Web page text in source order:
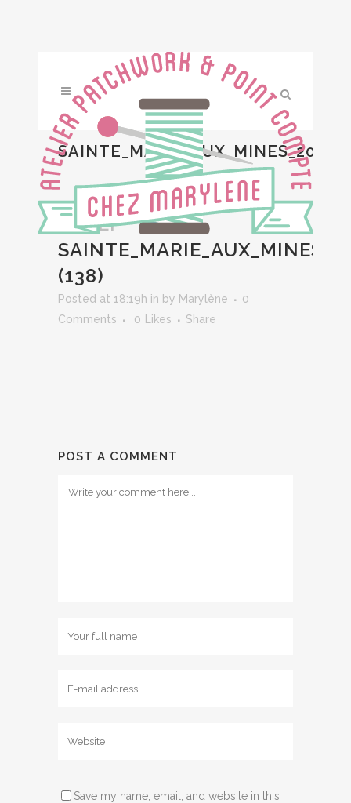
SAINTE_MARIE_AUX_MINES_2014
(138)
24 SEP
(138)
Posted at 18:19h in by Marylène
0
Comments
0 Likes Share
POST A COMMENT
Save my name, email, and website in this